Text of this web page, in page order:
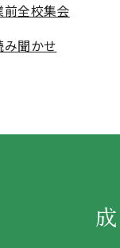
前全校集会
み聞かせ